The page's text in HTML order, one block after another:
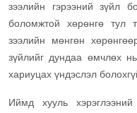
зээлийн гэрээний зүйл
боломжтой хөрөнгө тул
зээлийн мөнгөн
зүйлийг дундаа өмчлөх
хариуцах үндэслэл
Иймд хууль